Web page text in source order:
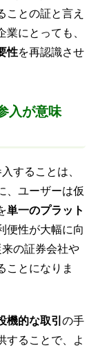
ことの証と言え
にとっても、
性を再認識させ
入が意味
することは、
、ユーザーは仮
単一のプラット
便性が大幅に向
来の証券会社や
ことになりま
機的な取引 の手
することで、よ